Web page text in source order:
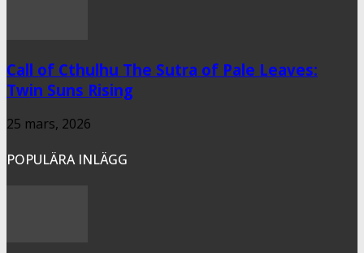
Call of Cthulhu The Sutra of Pale Leaves:
Twin Suns Rising
25 mars, 2026
POPULÄRA INLÄGG